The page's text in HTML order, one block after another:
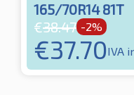
165/70R14 81T
€38.47 -2%
€37.70IVA